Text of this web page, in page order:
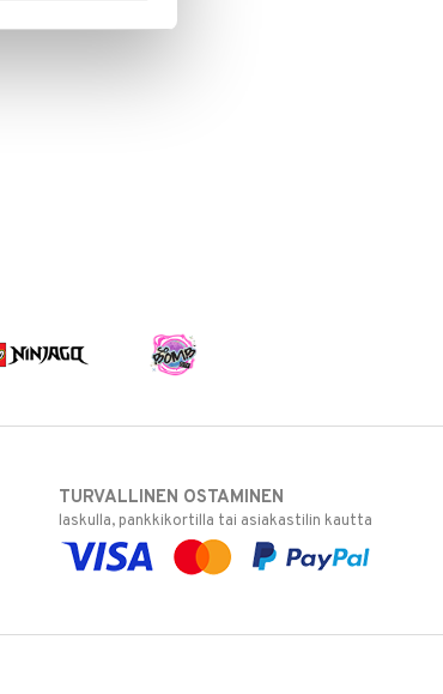
TURVALLINEN OSTAMINEN
laskulla, pankkikortilla tai asiakastilin kautta